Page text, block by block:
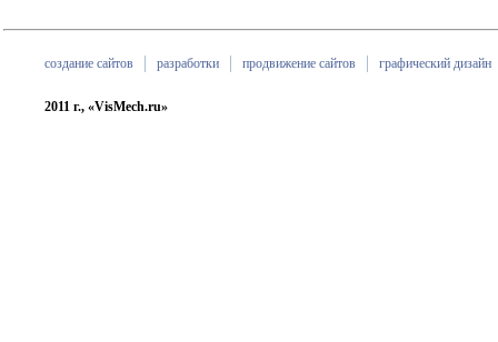
создание сайтов разработки продвижение сайтов графический дизайн
2011 г., «VisMech.ru»